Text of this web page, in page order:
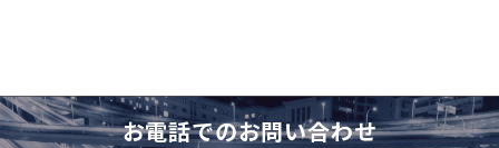
お電話でのお問い合わせ